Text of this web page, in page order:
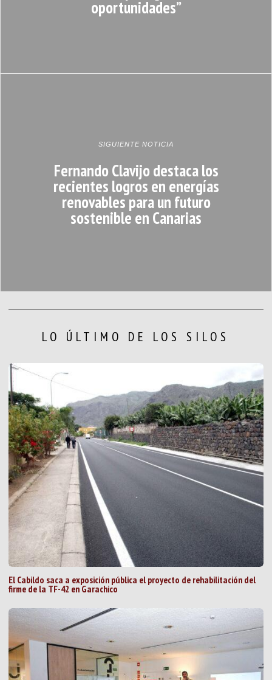
oportunidades”
SIGUIENTE NOTICIA
Fernando Clavijo destaca los
recientes logros en energías
renovables para un futuro
sostenible en Canarias
LO ÚLTIMO DE LOS SILOS
El Cabildo saca a exposición pública el proyecto de rehabilitación del
firme de la TF-42 en Garachico